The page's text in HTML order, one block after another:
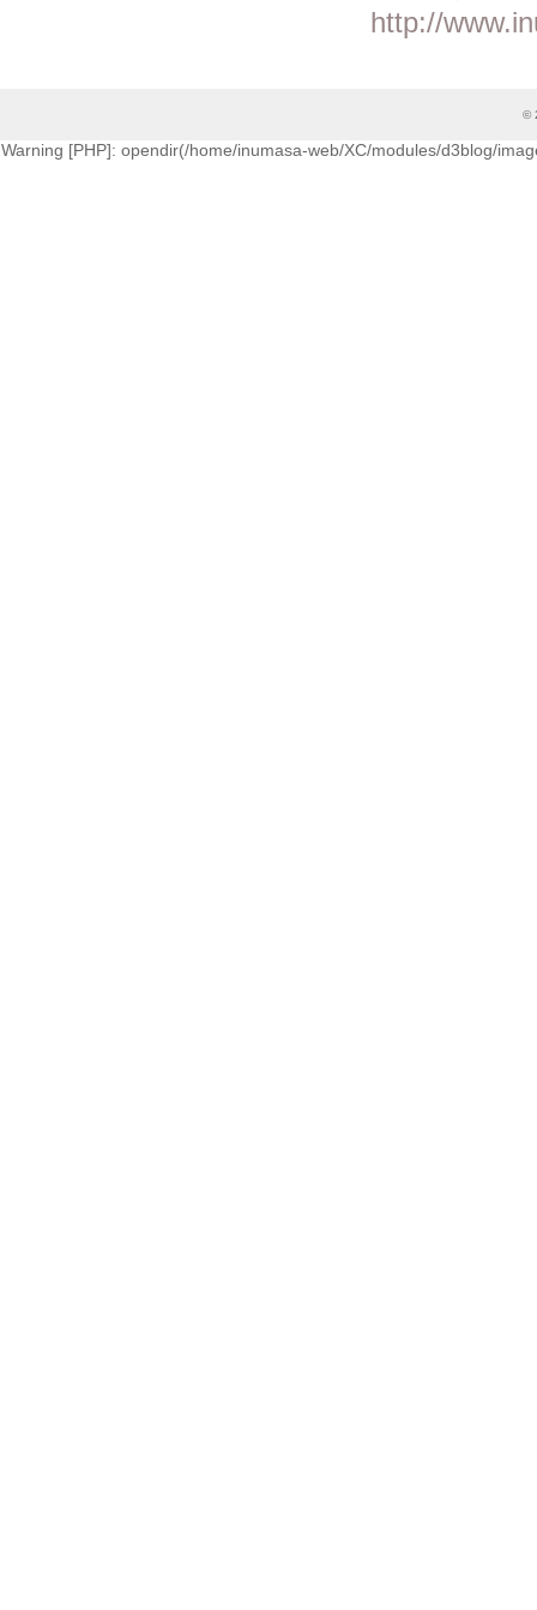
http://
©
Warning [PHP]: opendir(/home/inumasa-web/XC/modules/d3blog/